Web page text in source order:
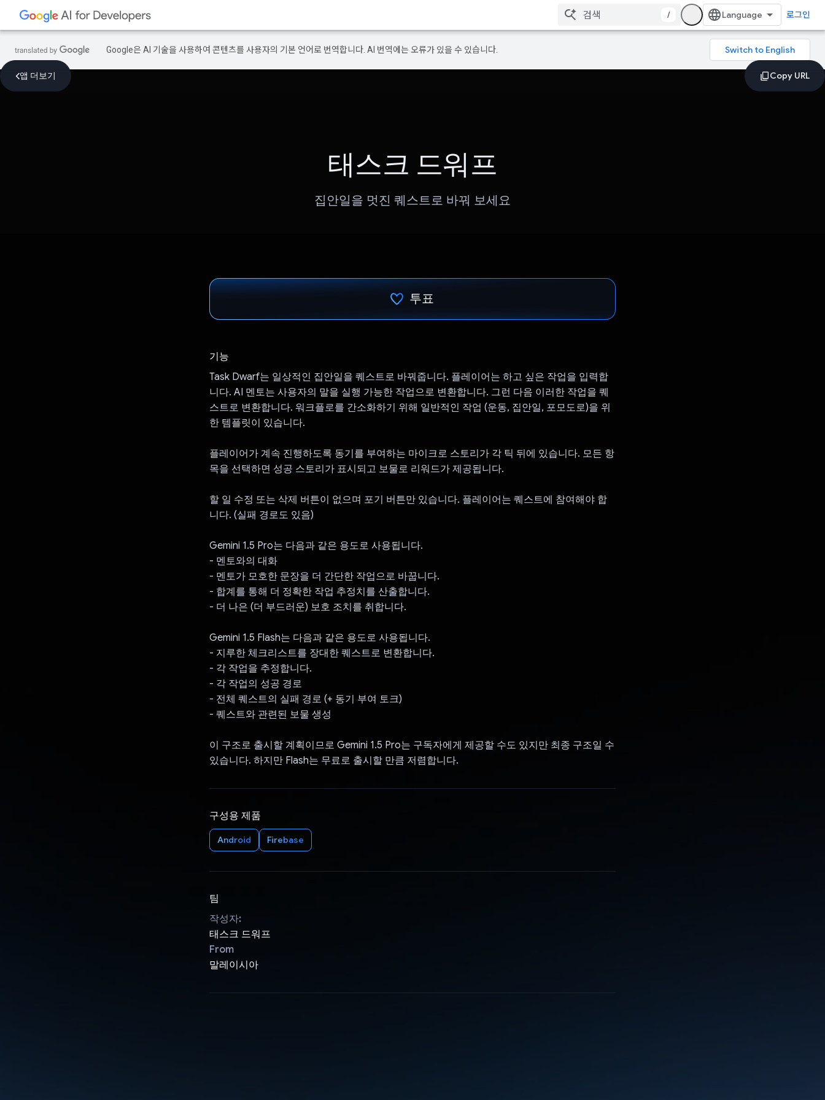
/ 로그인
Google은 AI 기술을 사용하여 콘텐츠를 사용자의 기본 언어로 번역합니다. AI 번역에는 오류가 있을 수 있습니다.
앱 더보기
태스크 드워프
집안일을 멋진 퀘스트로 바꿔 보세요
투표
기능
Task Dwarf는 일상적인 집안일을 퀘스트로 바꿔줍니다. 플레이어는 하고 싶은 작업을 입력합
니다. AI 멘토는 사용자의 말을 실행 가능한 작업으로 변환합니다. 그런 다음 이러한 작업을 퀘
스트로 변환합니다. 워크플로를 간소화하기 위해 일반적인 작업 (운동, 집안일, 포모도로)을 위
한 템플릿이 있습니다.
플레이어가 계속 진행하도록 동기를 부여하는 마이크로 스토리가 각 틱 뒤에 있습니다. 모든 항
목을 선택하면 성공 스토리가 표시되고 보물로 리워드가 제공됩니다.
할 일 수정 또는 삭제 버튼이 없으며 포기 버튼만 있습니다. 플레이어는 퀘스트에 참여해야 합
니다. (실패 경로도 있음)
Gemini 1.5 Pro는 다음과 같은 용도로 사용됩니다.
- 멘토와의 대화
- 멘토가 모호한 문장을 더 간단한 작업으로 바꿉니다.
- 합계를 통해 더 정확한 작업 추정치를 산출합니다.
- 더 나은 (더 부드러운) 보호 조치를 취합니다.
Gemini 1.5 Flash는 다음과 같은 용도로 사용됩니다.
- 지루한 체크리스트를 장대한 퀘스트로 변환합니다.
- 각 작업을 추정합니다.
- 각 작업의 성공 경로
- 전체 퀘스트의 실패 경로 (+ 동기 부여 토크)
- 퀘스트와 관련된 보물 생성
이 구조로 출시할 계획이므로 Gemini 1.5 Pro는 구독자에게 제공할 수도 있지만 최종 구조일 수
있습니다. 하지만 Flash는 무료로 출시할 만큼 저렴합니다.
구성용 제품
Android Firebase
팀
작성자:
태스크 드워프
From
말레이시아